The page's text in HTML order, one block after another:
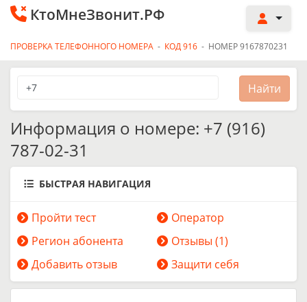
КтоМнеЗвонит.РФ
ПРОВЕРКА ТЕЛЕФОННОГО НОМЕРА - КОД 916 - НОМЕР 9167870231
Информация о номере: +7 (916)
787-02-31
БЫСТРАЯ НАВИГАЦИЯ
Пройти тест
Оператор
Регион абонента
Отзывы (1)
Добавить отзыв
Защити себя